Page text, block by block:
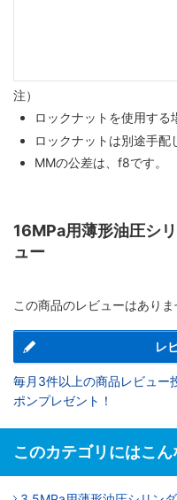
注）
ロックナットを使用す
ロックナットは別途手配
MMの公差は、f8です。
16MPa用薄形油圧シ
ュー
この商品のレビューはありま
レ
毎月3件以上の商品レビュー
ポンプレゼント！
このカテゴリにはこん